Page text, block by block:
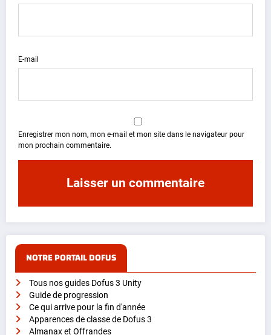
E-mail
Enregistrer mon nom, mon e-mail et mon site dans le navigateur pour
mon prochain commentaire.
NOTRE PORTAIL DOFUS
Tous nos guides Dofus 3 Unity
Guide de progression
Ce qui arrive pour la fin d'année
Apparences de classe de Dofus 3
Almanax et Offrandes